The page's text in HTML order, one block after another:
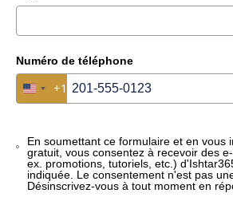
5
JOURS DE DROIT /
1×
CATALOGUE
FICHE FORMATION · SARA D.
Numéro de téléphone
United States +1
+1
United States +1
+1
En soumettant ce formulaire et en vous
gratuit, vous consentez à recevoir des
ex. promotions, tutoriels, etc.)
indiquée. Le consentement n'est pas
Désinscrivez-vous à tout moment en